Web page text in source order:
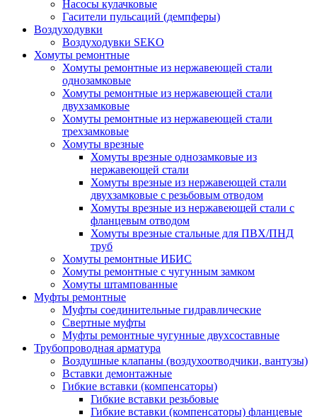
Насосы кулачковые
Гасители пульсаций (демпферы)
Воздуходувки
Воздуходувки SEKO
Хомуты ремонтные
Хомуты ремонтные из нержавеющей стали
однозамковые
Хомуты ремонтные из нержавеющей стали
двухзамковые
Хомуты ремонтные из нержавеющей стали
трехзамковые
Хомуты врезные
Хомуты врезные однозамковые из
нержавеющей стали
Хомуты врезные из нержавеющей стали
двухзамковые с резьбовым отводом
Хомуты врезные из нержавеющей стали с
фланцевым отводом
Хомуты врезные стальные для ПВХ/ПНД
труб
Хомуты ремонтные ИБИС
Хомуты ремонтные с чугунным замком
Хомуты штампованные
Муфты ремонтные
Муфты соединительные гидравлические
Свертные муфты
Муфты ремонтные чугунные двухсоставные
Трубопроводная арматура
Воздушные клапаны (воздухоотводчики, вантузы)
Вставки демонтажные
Гибкие вставки (компенсаторы)
Гибкие вставки резьбовые
Гибкие вставки (компенсаторы) фланцевые